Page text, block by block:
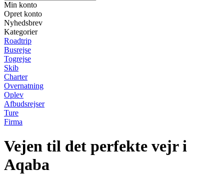
Min konto
Opret konto
Nyhedsbrev
Kategorier
Roadtrip
Busrejse
Togrejse
Skib
Charter
Overnatning
Oplev
Afbudsrejser
Ture
Firma
Vejen til det perfekte vejr i
Aqaba